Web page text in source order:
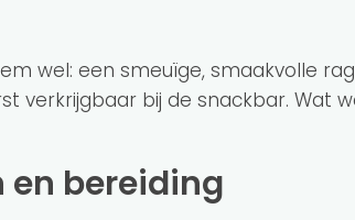
wel: een smeuïge, smaakvolle
verkrijgbaar bij de snackbar. Wat
en bereiding